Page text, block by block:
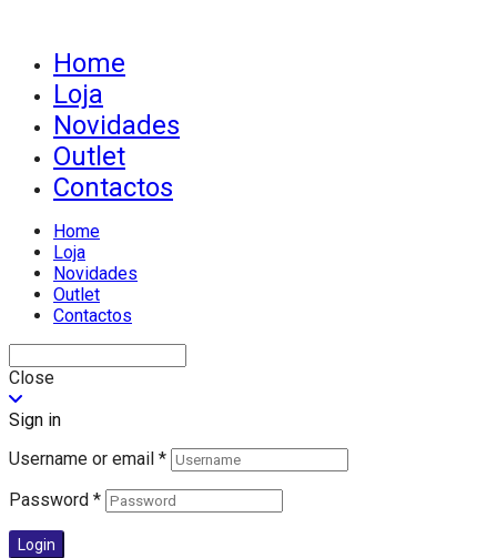
Home
Loja
Novidades
Outlet
Contactos
Home
Loja
Novidades
Outlet
Contactos
Close
Sign in
Username or email *
Password *
Login